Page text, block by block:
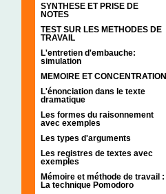
SYNTHESE ET PRISE DE
NOTES
TEST SUR LES METHODES DE
TRAVAIL
L'entretien d'embauche:
simulation
MEMOIRE ET CONCENTRATION
L'énonciation dans le texte
dramatique
Les formes du raisonnement
avec exemples
Les types d'arguments
Les registres de textes avec
exemples
Mémoire et méthode de travail :
La technique Pomodoro